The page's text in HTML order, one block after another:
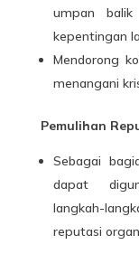
umpan
kepentingan
Mendorong
menangani
Pemulihan
Sebagai
dapat
langkah-
reputasi